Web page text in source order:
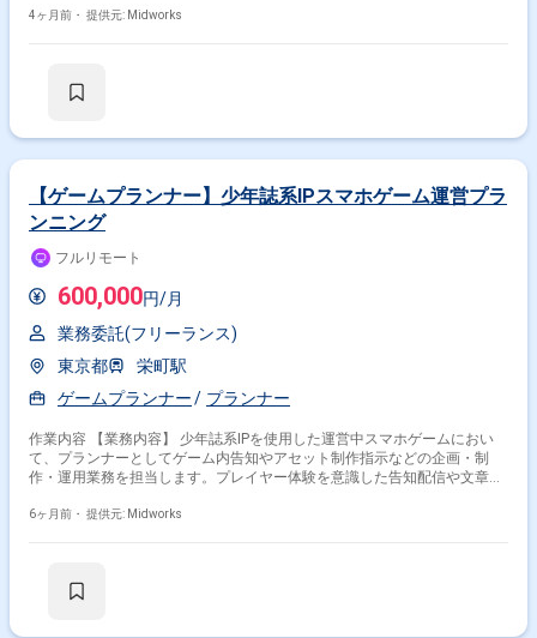
デル調整 ・MotionBuilderを用いた家具アイテムおよびアバターのモーシ
4ヶ月前・ 提供元: Midworks
【ゲームプランナー】少年誌系IPスマホゲーム運営プラ
ンニング
フルリモート
600,000円/月
業務委託(フリーランス)
東京都
栄町駅
ゲームプランナー
プランナー
作業内容 【業務内容】 少年誌系IPを使用した運営中スマホゲームにおい
て、プランナーとしてゲーム内告知やアセット制作指示などの企画・制
作・運用業務を担当します。プレイヤー体験を意識した告知配信や文章作
向け告知の企画・文章制作 ・プレイヤー向け告知の適切なタイミングでの
6ヶ月前・ 提供元: Midworks